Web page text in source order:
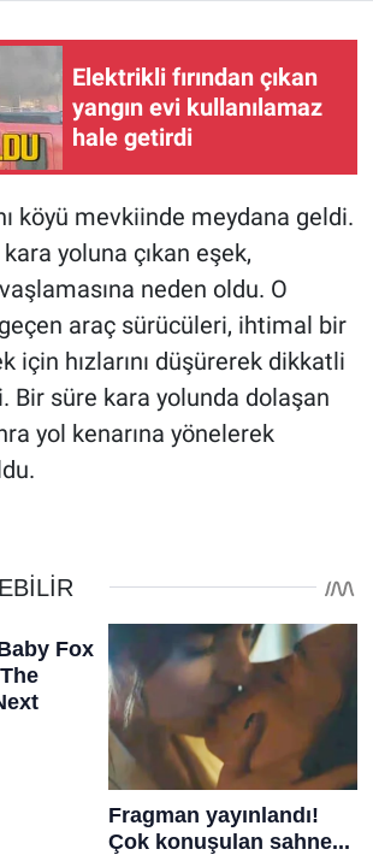
Elektrikli fırından çıkan
yangın evi kullanılamaz
hale getirdi
köyü mevkiinde meydana geldi.
yoluna çıkan eşek,
neden oldu. O
araç sürücüleri, ihtimal bir
için hızlarını düşürerek dikkatli
Bir süre kara yolunda dolaşan
yol kenarına yönelerek